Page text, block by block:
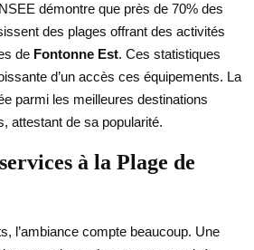
démontre que près de 70% des
des plages offrant des activités
de Fontonne Est. Ces statistiques
d’un accès ces équipements. La
parmi les meilleures destinations
attestant de sa popularité.
à la Plage de
l’ambiance compte beaucoup. Une